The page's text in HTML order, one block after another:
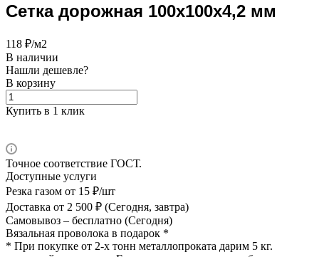
Сетка дорожная 100х100х4,2 мм
118 ₽/м2
В наличии
Нашли дешевле?
В корзину
Купить в 1 клик
Точное соответствие ГОСТ.
Доступные услуги
Резка газом от 15 ₽/шт
Доставка от 2 500 ₽ (Сегодня, завтра)
Самовывоз – бесплатно (Сегодня)
Вязальная проволока в подарок *
* При покупке от 2-х тонн металлопроката дарим 5 кг.